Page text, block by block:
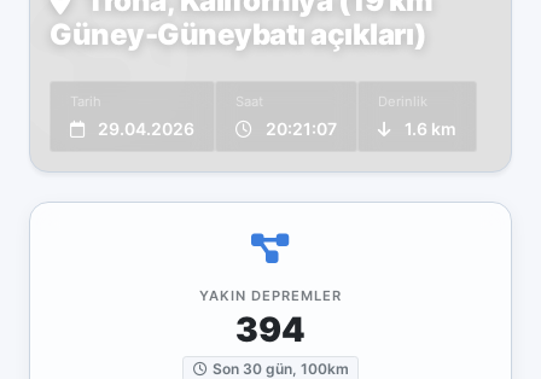
Güney-Güneybatı açıkları)
Tarih
29.04.2026
Saat
20:21:07
Derinlik
1.6 km
YAKIN DEPREMLER
394
Son 30 gün, 100km